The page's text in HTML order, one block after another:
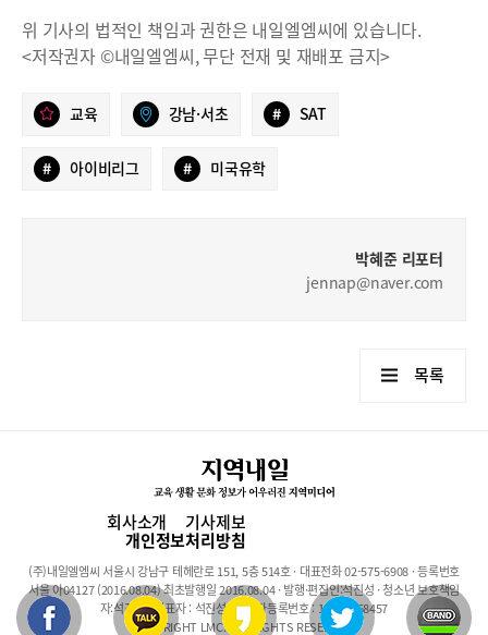
위 기사의 법적인 책임과 권한은 내일엘엠씨에 있습니다.
<저작권자 ©내일엘엠씨, 무단 전재 및 재배포 금지>
교육 강남·서초 # SAT
# 아이비리그 # 미국유학
박혜준 리포터
jennap@naver.com
목록
회사소개 기사제보
개인정보처리방침
(주)내일엘엠씨 서울시 강남구 테헤란로 151, 5층 514호 · 대표전화 02-575-6908 · 등록번호
서울 아04127 (2016.08.04) 최초발행일 2016.08.04 · 발행·편집인:석진성 · 청소년 보호책임
자:석진성 · 대표자 : 석진성 · 사업자등록번호 : 101-86-68457
COPYRIGHT LMC. ALL RIGHTS RESERVED.